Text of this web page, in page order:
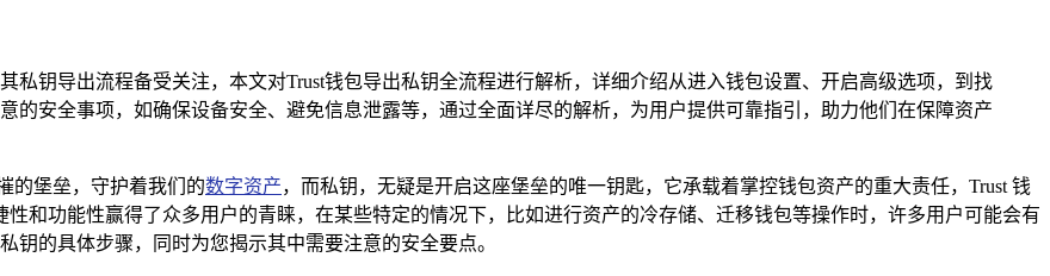
私钥导出流程备受关注，本文对Trust钱包导出私钥全流程进行解析，详细介绍从进入钱包设置、开启高级选项，到找
的安全事项，如确保设备安全、避免信息泄露等，通过全面详尽的解析，为用户提供可靠指引，助力他们在保障资产
的堡垒，守护着我们的数字资产，而私钥，无疑是开启这座堡垒的唯一钥匙，它承载着掌控钱包资产的重大责任，Trust 钱
和功能性赢得了众多用户的青睐，在某些特定的情况下，比如进行资产的冷存储、迁移钱包等操作时，许多用户可能会有
钥的具体步骤，同时为您揭示其中需要注意的安全要点。